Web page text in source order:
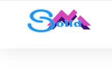
Best SMM Services